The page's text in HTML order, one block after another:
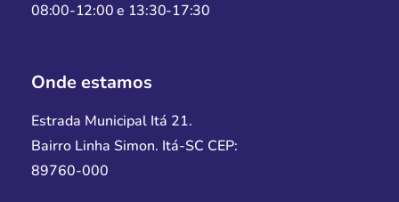
08:00-12:00 e 13:30-17:30
Onde estamos
Estrada Municipal Itá 21.
Bairro Linha Simon. Itá-SC CEP:
89760-000